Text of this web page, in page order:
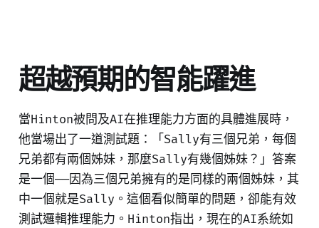
超越預期的智能躍進
當Hinton被問及AI在推理能力方面的具體進展時，
他當場出了一道測試題：「Sally有三個兄弟，每個
兄弟都有兩個姊妹，那麼Sally有幾個姊妹？」答案
是一個——因為三個兄弟擁有的是同樣的兩個姊妹，其
中一個就是Sally。這個看似簡單的問題，卻能有效
測試邏輯推理能力。Hinton指出，現在的AI系統如